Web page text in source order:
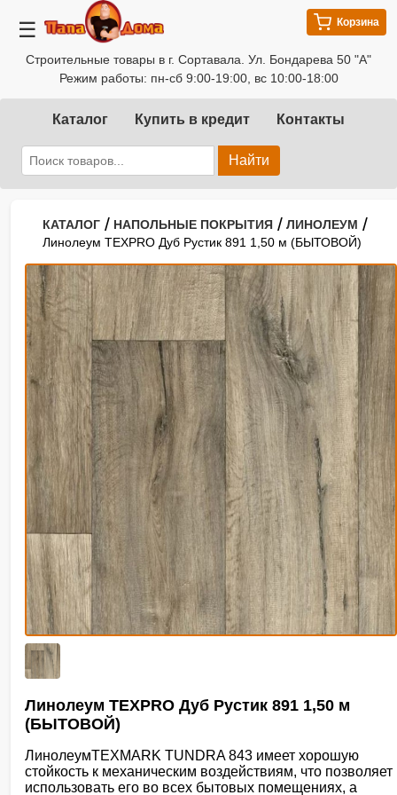
☰
Строительные товары в г. Сортавала. Ул. Бондарева 50 "А"
Режим работы: пн-сб 9:00-19:00, вс 10:00-18:00
Корзина
Каталог Купить в кредит Контакты
Найти
КАТАЛОГ / НАПОЛЬНЫЕ ПОКРЫТИЯ / ЛИНОЛЕУМ /
Линолеум TEXPRO Дуб Рустик 891 1,50 м (БЫТОВОЙ)
Линолеум TEXPRO Дуб Рустик 891 1,50 м
(БЫТОВОЙ)
ЛинолеумTEXMARK TUNDRA 843 имеет хорошую
стойкость к механическим воздействиям, что позволяет
использовать его во всех бытовых помещениях, а